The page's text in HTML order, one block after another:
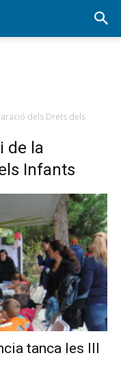
dels Drets dels
de la
Infants
tanca les III